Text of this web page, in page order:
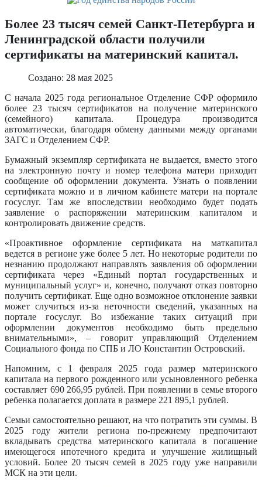
Более 23 тысяч семей Санкт-Петербурга и
Ленинградской области получили
сертификаты на материнский капитал.
Создано: 28 мая 2025
С начала 2025 года региональное Отделение СФР оформило
более 23 тысяч сертификатов на получение материнского
(семейного) капитала. Процедура производится
автоматически, благодаря обмену данными между органами
ЗАГС и Отделением СФР.
Бумажный экземпляр сертификата не выдается, вместо этого
на электронную почту и номер телефона матери приходит
сообщение об оформлении документа. Узнать о появлении
сертификата можно и в личном кабинете матери на портале
госуслуг. Там же впоследствии необходимо будет подать
заявление о распоряжении материнским капиталом и
контролировать движение средств.
«Проактивное оформление сертификата на маткапитал
ведется в регионе уже более 5 лет. Но некоторые родители по
незнанию продолжают направлять заявления об оформлении
сертификата через «Единый портал государственных и
муниципальный услуг» и, конечно, получают отказ повторно
получить сертификат. Еще одно возможное отклонение заявки
может случиться из-за неточности сведений, указанных на
портале госуслуг. Во избежание таких ситуаций при
оформлении документов необходимо быть предельно
внимательными», – говорит управляющий Отделением
Социального фонда по СПБ и ЛО Константин Островский.
Напомним, с 1 февраля 2025 года размер материнского
капитала на первого рожденного или усыновленного ребенка
составляет 690 266,95 рублей. При появлении в семье второго
ребенка полагается доплата в размере 221 895,1 рублей.
Семьи самостоятельно решают, на что потратить эти суммы. В
2025 году жители региона по-прежнему предпочитают
вкладывать средства материнского капитала в погашение
имеющегося ипотечного кредита и улучшение жилищный
условий. Более 20 тысяч семей в 2025 году уже направили
МСК на эти цели.